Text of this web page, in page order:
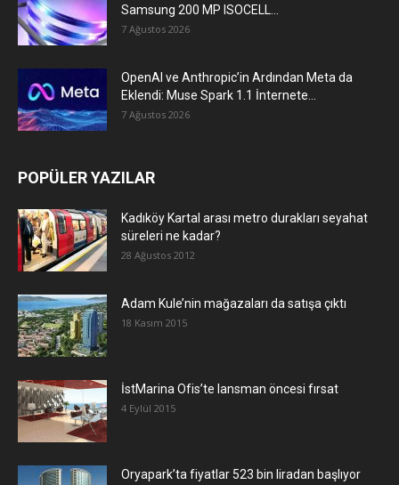
Samsung 200 MP ISOCELL...
7 Ağustos 2026
OpenAI ve Anthropic’in Ardından Meta da
Eklendi: Muse Spark 1.1 İnternete...
7 Ağustos 2026
POPÜLER YAZILAR
Kadıköy Kartal arası metro durakları seyahat
süreleri ne kadar?
28 Ağustos 2012
Adam Kule’nin mağazaları da satışa çıktı
18 Kasım 2015
İstMarina Ofis’te lansman öncesi fırsat
4 Eylül 2015
Oryapark’ta fiyatlar 523 bin liradan başlıyor